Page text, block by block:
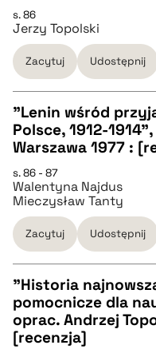
pobierz cytat
BIBTEX
pobierz cytat
s. 86
Jerzy Topolski
Zacytuj Udostępnij
CZYSTY TEKST
pobierz cytat
BIBTEX
pobierz cytat
"Lenin wśród
Polsce, 1912-
Warszawa 1977 :
s. 86 - 87
Walentyna Najdus
Mieczysław Tanty
Zacytuj Udostępnij
CZYSTY TEKST
"Historia
pomocnicze dla
oprac. Andrzej
[recenzja]